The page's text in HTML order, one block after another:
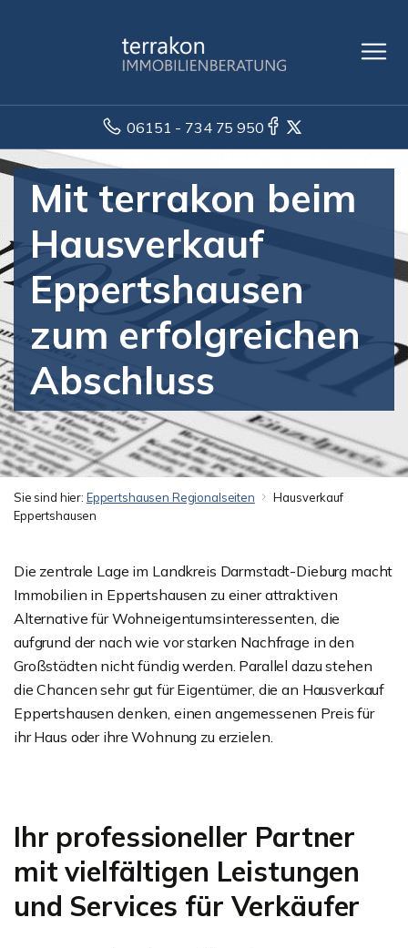
06151 - 734 75 950
Mit terrakon beim
Hausverkauf
Eppertshausen
zum erfolgreichen
Abschluss
Sie sind hier: Eppertshausen Regionalseiten
Hausverkauf
Eppertshausen
Die zentrale Lage im Landkreis Darmstadt-Dieburg macht
Immobilien in Eppertshausen zu einer attraktiven
Alternative für Wohneigentumsinteressenten, die
aufgrund der nach wie vor starken Nachfrage in den
Großstädten nicht fündig werden. Parallel dazu stehen
die Chancen sehr gut für Eigentümer, die an Hausverkauf
Eppertshausen denken, einen angemessenen Preis für
ihr Haus oder ihre Wohnung zu erzielen.
Ihr professioneller Partner
mit vielfältigen Leistungen
und Services für Verkäufer